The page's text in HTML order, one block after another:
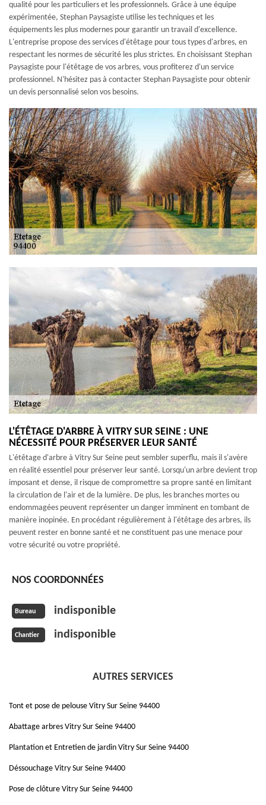
qualité pour les particuliers et les professionnels. Grâce à une équipe
expérimentée, Stephan Paysagiste utilise les techniques et les
équipements les plus modernes pour garantir un travail d'excellence.
L'entreprise propose des services d'étêtage pour tous types d'arbres, en
respectant les normes de sécurité les plus strictes. En choisissant Stephan
Paysagiste pour l'étêtage de vos arbres, vous profiterez d'un service
professionnel. N'hésitez pas à contacter Stephan Paysagiste pour obtenir
un devis personnalisé selon vos besoins.
L'ÉTÊTAGE D'ARBRE À VITRY SUR SEINE : UNE
NÉCESSITÉ POUR PRÉSERVER LEUR SANTÉ
L'étêtage d'arbre à Vitry Sur Seine peut sembler superflu, mais il s'avère
en réalité essentiel pour préserver leur santé. Lorsqu'un arbre devient trop
imposant et dense, il risque de compromettre sa propre santé en limitant
la circulation de l'air et de la lumière. De plus, les branches mortes ou
endommagées peuvent représenter un danger imminent en tombant de
manière inopinée. En procédant régulièrement à l'étêtage des arbres, ils
peuvent rester en bonne santé et ne constituent pas une menace pour
votre sécurité ou votre propriété.
NOS COORDONNÉES
Bureau indisponible
Chantier indisponible
AUTRES SERVICES
Tont et pose de pelouse Vitry Sur Seine 94400
Abattage arbres Vitry Sur Seine 94400
Plantation et Entretien de jardin Vitry Sur Seine 94400
Déssouchage Vitry Sur Seine 94400
Pose de clôture Vitry Sur Seine 94400